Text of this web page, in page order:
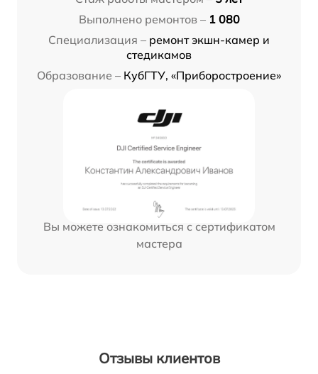
Выполнено ремонтов – 1 080
Специализация – ремонт экшн-камер и
стедикамов
Образование – КубГТУ, «Приборостроение»
Вы можете ознакомиться с сертификатом
мастера
Отзывы клиентов